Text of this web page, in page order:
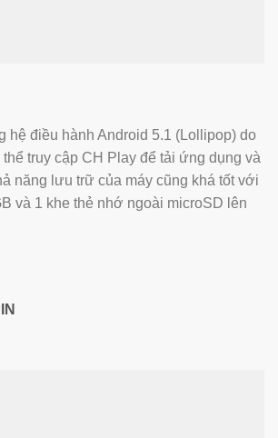
hệ điều hành Android 5.1 (Lollipop) do
truy cập CH Play để tải ứng dụng và
năng lưu trữ của máy cũng khá tốt với
và 1 khe thẻ nhớ ngoài microSD lên